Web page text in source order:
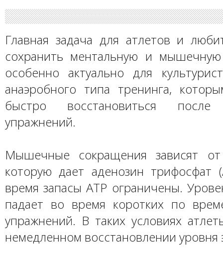
Главная задача для атлетов и
сохранить ментальную и
особенно актуально для
анаэробного типа тренинга,
быстро восстановиться после
упражнений.
Мышечные сокращения зависят
которую дает аденозин трифосфат
время запасы ATP ограничены.
падает во время коротких по
упражнений. В таких условиях
немедленном восстановлении уровня